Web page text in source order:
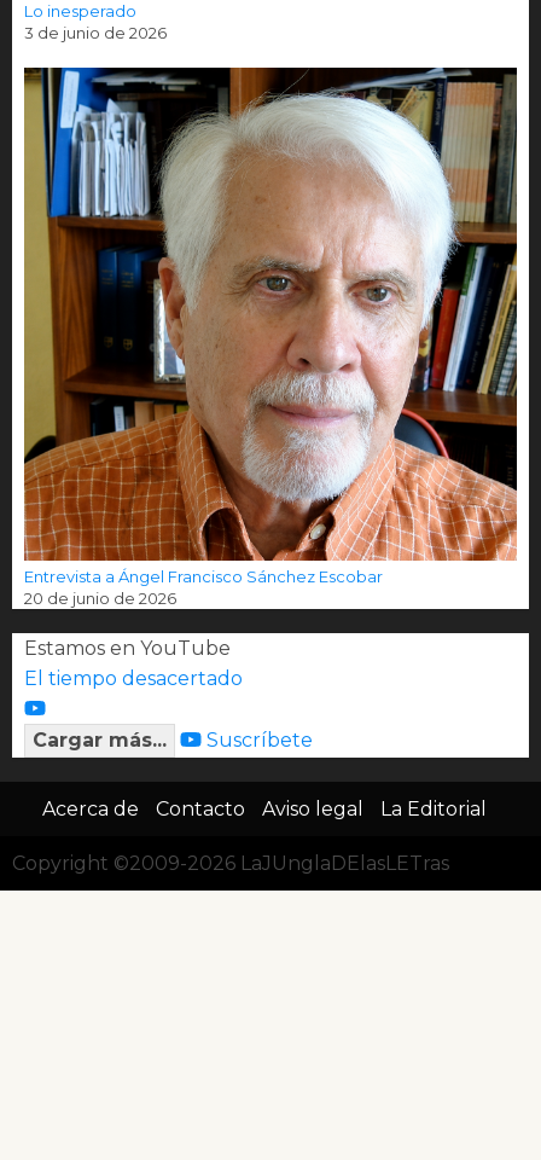
Lo inesperado
3 de junio de 2026
Entrevista a Ángel Francisco Sánchez Escobar
20 de junio de 2026
Estamos en YouTube
El tiempo desacertado
Cargar más... Suscríbete
Acerca de Contacto Aviso legal La Editorial
Copyright ©2009-2026 LaJUnglaDElasLETras